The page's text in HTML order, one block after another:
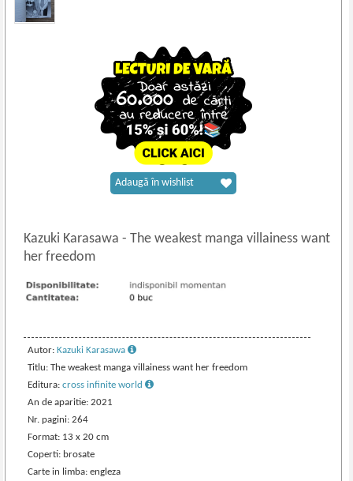
Kazuki Karasawa- The weakest manga villainess want
her freedom
Autor:Kazuki Karasawa
Titlu: The weakest manga villainess want her freedom
Editura:cross infinite world
An de aparitie: 2021
Nr. pagini: 264
Format: 13 x 20 cm
Coperti: brosate
Carte in limba: engleza
Adaugă în wishlist